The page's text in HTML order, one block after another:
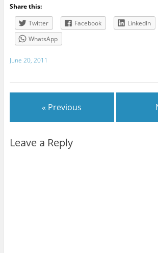
Share this:
Twitter
Facebook LinkedIn
WhatsApp
June 20, 2011
« Previous
Leave a Reply